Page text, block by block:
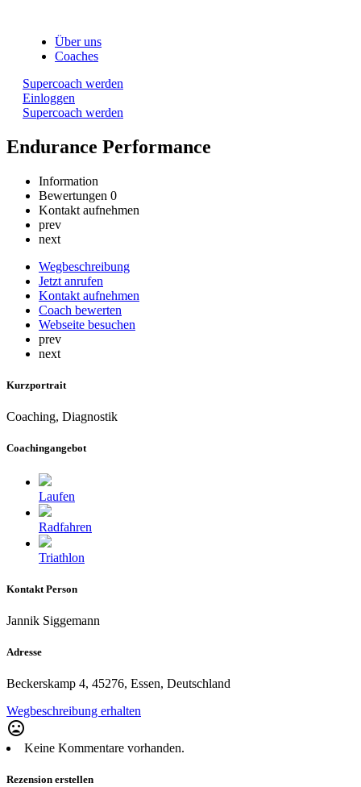
Über uns
Coaches
Supercoach werden
Einloggen
Supercoach werden
Endurance Performance
Information
Bewertungen 0
Kontakt aufnehmen
prev
next
Wegbeschreibung
Jetzt anrufen
Kontakt aufnehmen
Coach bewerten
Webseite besuchen
prev
next
Kurzportrait
Coaching, Diagnostik
Coachingangebot
Laufen
Radfahren
Triathlon
Kontakt Person
Jannik Siggemann
Adresse
Beckerskamp 4, 45276, Essen, Deutschland
Wegbeschreibung erhalten
mood_bad
Keine Kommentare vorhanden.
Rezension erstellen